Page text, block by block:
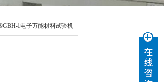
1电子万能材料试验机